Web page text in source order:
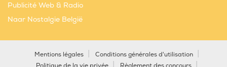
Publicité Web & Radio
Naar Nostalgie België
Mentions légales
Conditions générales d'utilisation